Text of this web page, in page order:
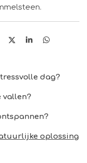
D
S
e
D
dag?
vallen?
oplossing